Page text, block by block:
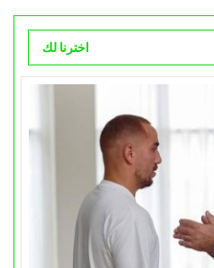
اخترنا لك